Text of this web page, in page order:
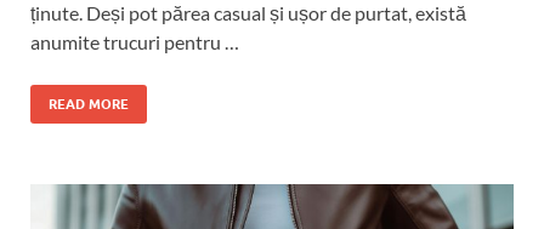
ținute. Deși pot părea casual și ușor de purtat, există
anumite trucuri pentru …
READ MORE